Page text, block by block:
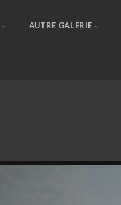
AUTRE GALERIE